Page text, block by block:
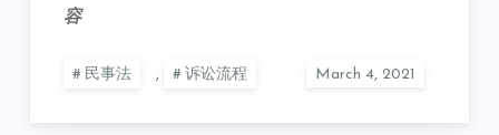
容
民事法 , 诉讼流程